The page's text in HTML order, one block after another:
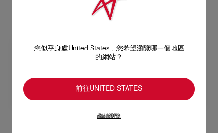
男裝運動鞋
您似乎身處United States，您希望瀏覽哪一個地區
的網站？
前往UNITED STATES
繼續瀏覽